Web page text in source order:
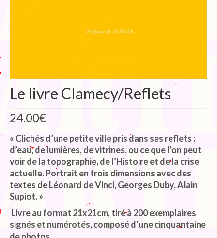
Le livre Clamecy/Reflets
24.00€
« Clichés d’une petite ville pris dans ses reflets :
d’eau, de lumières, de vitrines, ou ce que l’on peut
voir de la topographie, de l’Histoire et de la crise
actuelle. Portrait en trois dimensions avec des
textes de Léonard de Vinci, Georges Duby, Alain
Supiot. »
Livre au format 21x21cm, tiré à 200 exemplaires
signés et numérotés, composé d’une cinquantaine